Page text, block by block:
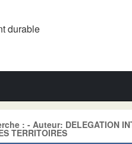
durable
: - Auteur: DELEGATION
TERRITOIRES